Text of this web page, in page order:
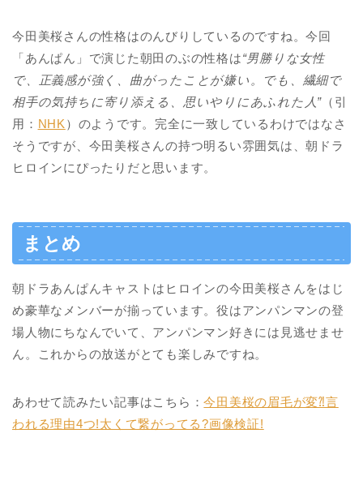
今田美桜さんの性格はのんびりしているのですね。今回
「あんぱん」で演じた朝田のぶの性格は“男勝りな女性
で、正義感が強く、曲がったことが嫌い。でも、繊細で
相手の気持ちに寄り添える、思いやりにあふれた人” （引
用： NHK ）のようです。完全に一致しているわけではなさ
そうですが、今田美桜さんの持つ明るい雰囲気は、朝ドラ
ヒロインにぴったりだと思います。
まとめ
朝ドラあんぱんキャストはヒロインの今田美桜さんをはじ
め豪華なメンバーが揃っています。役はアンパンマンの登
場人物にちなんでいて、アンパンマン好きには見逃せませ
ん。これからの放送がとても楽しみですね。
あわせて読みたい記事はこちら：今田美桜の眉毛が変⁈言
われる理由4つ!太くて繋がってる?画像検証!